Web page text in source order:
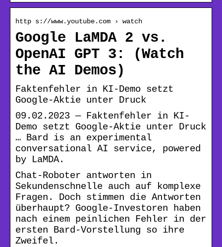
http s://www.youtube.com › watch
Google LaMDA 2 vs.
OpenAI GPT 3: (Watch
the AI Demos)
Faktenfehler in KI-Demo setzt
Google-Aktie unter Druck
09.02.2023 — Faktenfehler in KI-
Demo setzt Google-Aktie unter Druck
… Bard is an experimental
conversational AI service, powered
by LaMDA.
Chat-Roboter antworten in
Sekundenschnelle auch auf komplexe
Fragen. Doch stimmen die Antworten
überhaupt? Google-Investoren haben
nach einem peinlichen Fehler in der
ersten Bard-Vorstellung so ihre
Zweifel.